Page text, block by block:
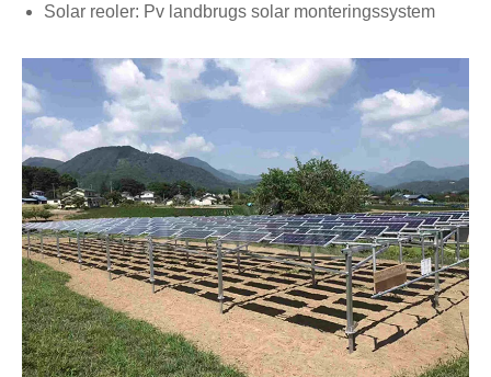
Solar reoler: Pv landbrugs solar monteringssystem